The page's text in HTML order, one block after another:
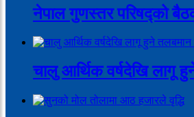
नेपाल गुणस्तर परिषद्को
चालु आर्थिक वर्षदेखि लागू